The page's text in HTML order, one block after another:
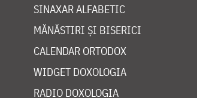
SINAXAR ALFABETIC
MĂNĂSTIRI ȘI BISERICI
CALENDAR ORTODOX
WIDGET DOXOLOGIA
RADIO DOXOLOGIA